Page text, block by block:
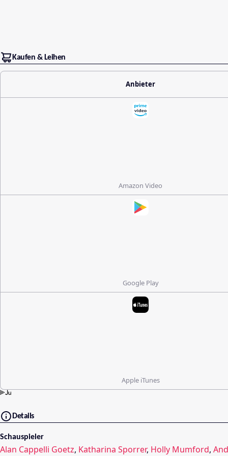
Kaufen & Leihen
Anbieter
Amazon Video
Google Play
Apple iTunes
Details
Schauspieler
Alan Cappelli Goetz, Katharina Sporrer, Holly Mumford,